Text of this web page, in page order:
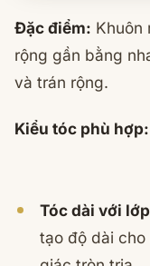
Đặc điểm: Khuôn
rộng gần bằng
và trán rộng.
Kiểu tóc phù hợp:
Tóc dài với
tạo độ dài cho